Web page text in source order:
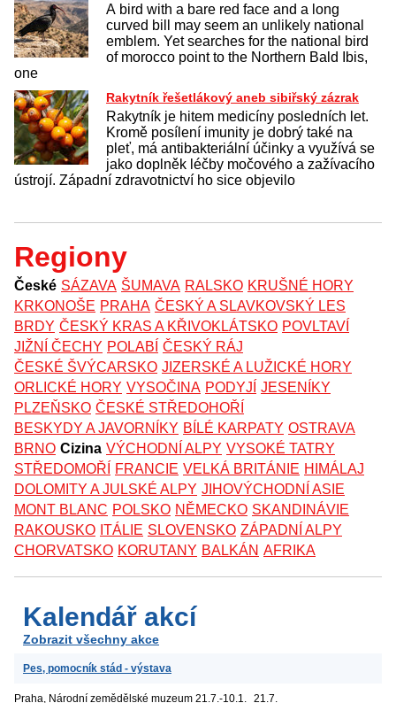
A bird with a bare red face and a long
curved bill may seem an unlikely national
emblem. Yet searches for the national bird
of morocco point to the Northern Bald Ibis,
one
Rakytník řešetlákový aneb sibiřský zázrak
Rakytník je hitem medicíny posledních let.
Kromě posílení imunity je dobrý také na
pleť, má antibakteriální účinky a využívá se
jako doplněk léčby močového a zažívacího
ústrojí. Západní zdravotnictví ho sice objevilo
Regiony
České SÁZAVA ŠUMAVA RALSKO KRUŠNÉ HORY
KRKONOŠE PRAHA ČESKÝ A SLAVKOVSKÝ LES
BRDY ČESKÝ KRAS A KŘIVOKLÁTSKO POVLTAVÍ
JIŽNÍ ČECHY POLABÍ ČESKÝ RÁJ
ČESKÉ ŠVÝCARSKO JIZERSKÉ A LUŽICKÉ HORY
ORLICKÉ HORY VYSOČINA PODYJÍ JESENÍKY
PLZEŇSKO ČESKÉ STŘEDOHOŘÍ
BESKYDY A JAVORNÍKY BÍLÉ KARPATY OSTRAVA
BRNO Cizina VÝCHODNÍ ALPY VYSOKÉ TATRY
STŘEDOMOŘÍ
FRANCIE VELKÁ BRITÁNIE HIMÁLAJ
DOLOMITY A JULSKÉ ALPY JIHOVÝCHODNÍ ASIE
MONT BLANC POLSKO NĚMECKO SKANDINÁVIE
RAKOUSKO ITÁLIE SLOVENSKO ZÁPADNÍ ALPY
CHORVATSKO KORUTANY BALKÁN AFRIKA
Kalendář akcí
Zobrazit všechny akce
Pes, pomocník stád - výstava
Praha, Národní zemědělské muzeum 21.7.-10.1. 21.7.